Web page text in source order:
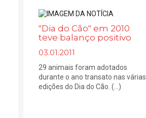
"Dia do Cão" em 2010
teve balanço positivo
03.01.2011
29 animais foram adotados
durante o ano transato nas várias
edições do Dia do Cão. (...)